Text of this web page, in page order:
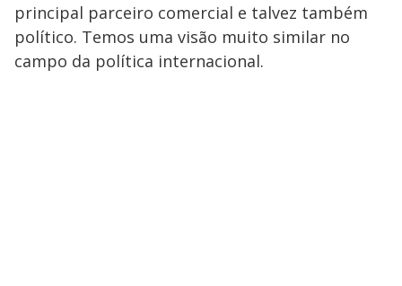
principal parceiro comercial e talvez também
político. Temos uma visão muito similar no
campo da política internacional.